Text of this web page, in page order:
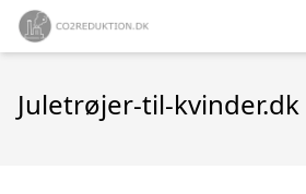
Juletrøjer-til-kvinder.dk